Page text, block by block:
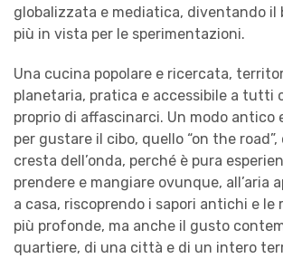
globalizzata e mediatica, diventando il
più in vista per le sperimentazioni.
Una cucina popolare e ricercata,
planetaria, pratica e accessibile a tutti
proprio di affascinarci. Un modo antico
per gustare il cibo, quello “on the
cresta dell’onda, perché è pura
prendere e mangiare ovunque, all’aria
a casa, riscoprendo i sapori antichi e le
più profonde, ma anche il gusto
quartiere, di una città e di un intero